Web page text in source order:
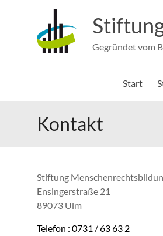
Gegründet vom
Start
Kontakt
Stiftung
Ensingerstraße 21
89073 Ulm
Telefon : 0731 / 63 63 2